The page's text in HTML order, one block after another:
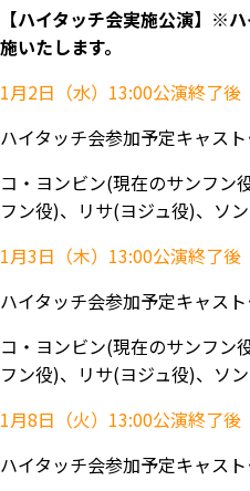
【ハイタッチ会実施公演】※
施いたします。
1月2日（水）13:00公演終了後
ハイタッチ会参加予定キャスト
コ・ヨンビン(現在のサンフン
フン役)、リサ(ヨジュ役)、ソ
1月3日（木）13:00公演終了後
ハイタッチ会参加予定キャスト
コ・ヨンビン(現在のサンフン
フン役)、リサ(ヨジュ役)、ソ
1月8日（火）13:00公演終了後
ハイタッチ会参加予定キャスト